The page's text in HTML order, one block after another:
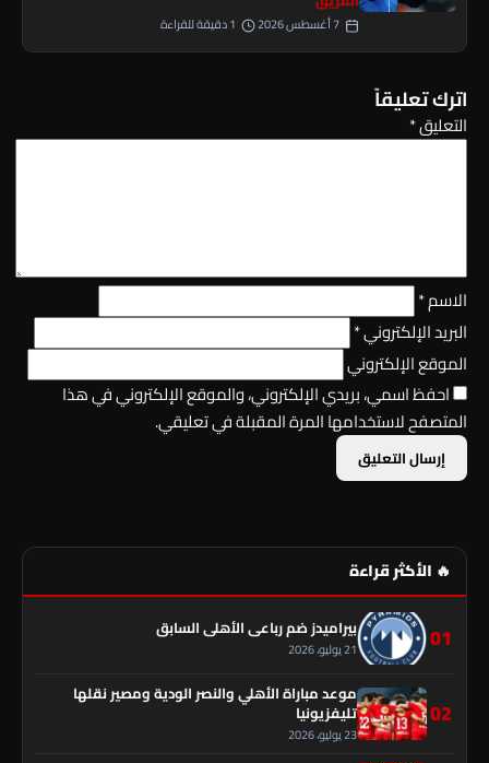
اترك تعليقاً
التعليق*
الاسم*
البريد الإلكتروني*
الموقع الإلكتروني
احفظ اسمي، بريدي الإلكتروني، والموقع الإلكتروني في هذا
المتصفح لاستخدامها المرة المقبلة في تعليقي.
🔥 الأكثر قراءة
01 بيراميدز ضم رباعي الأهلي السابق
21 يوليو، 2026
02
موعد مباراة الأهلي والنصر الودية ومصير نقلها
تليفزيونيا
23 يوليو، 2026